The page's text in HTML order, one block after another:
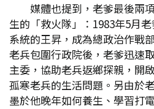
媒體也提到，老爹最後兩
生的「救火隊」：1983年5月
系統的王昇，成為總政治作戰
老兵包圍行政院後，老爹迅速
主委，協助老兵返鄉探親，開
孤寒老兵的生活問題。另由於
墨於他晚年如何養生、學習打